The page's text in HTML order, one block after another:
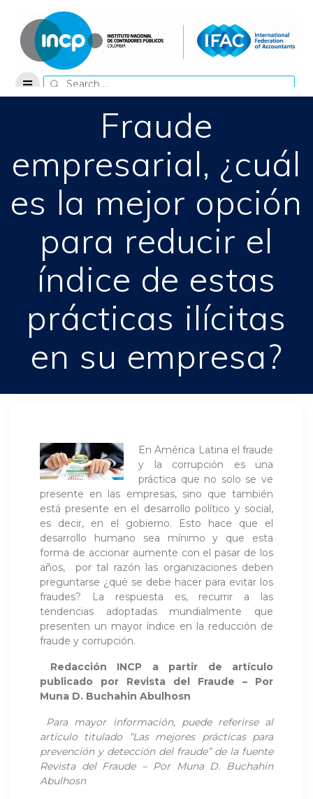
content
Search
for:
Fraude
empresarial, ¿cuál
es la mejor opción
para reducir el
índice de estas
prácticas ilícitas
en su empresa?
En América Latina el fraude
y la corrupción es una
práctica que no solo se ve
presente en las empresas, sino que también
está presente en el desarrollo político y social,
es decir, en el gobierno. Esto hace que el
desarrollo humano sea mínimo y que esta
forma de accionar aumente con el pasar de los
años, por tal razón las organizaciones deben
preguntarse ¿qué se debe hacer para evitar los
fraudes? La respuesta es, recurrir a las
tendencias adoptadas mundialmente que
presenten un mayor índice en la reducción de
fraude y corrupción.
Redacción INCP a partir de artículo
publicado por Revista del Fraude – Por
Muna D. Buchahin Abulhosn
Para mayor información, puede referirse al
artículo titulado “Las mejores prácticas para
prevención y detección del fraude” de la fuente
Revista del Fraude – Por Muna D. Buchahin
Abulhosn